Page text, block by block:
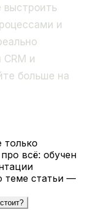
выстроить
и
и
больше на
только
всё: обучен
теме статьи —